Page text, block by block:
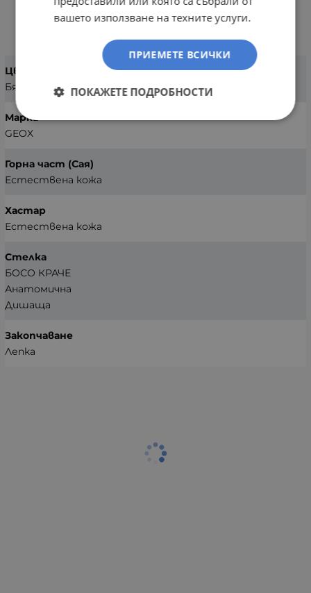
ХАРАКТЕРИСТИКИ
Цвят
Бял
Марка
GEOX
Горна част (Сая)
Естествена кожа
Хастар
Естествена кожа
Стелка
БОСО КРАЧЕ
Анатомична
Дишаща
Закопчаване
Лепка
вашето използване на техните услуги.
ПРИЕМЕТЕ ВСИЧКИ
ПОКАЖЕТЕ ПОДРОБНОСТИ